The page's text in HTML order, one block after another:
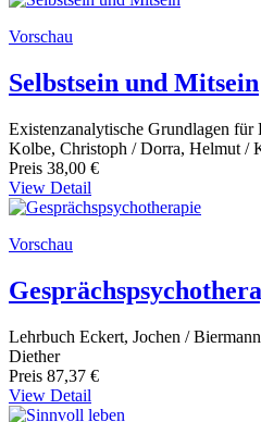
Vorschau
Selbstsein und Mitsein
Existenzanalytische Grundlagen für
Kolbe, Christoph / Dorra, Helmut /
Preis 38,00 €
View Detail
Vorschau
Lehrbuch Eckert, Jochen /
Diether
Preis 87,37 €
View Detail